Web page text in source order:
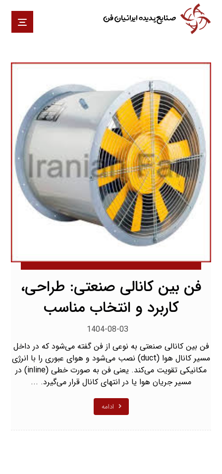
صنایع پدیده ایرانیان فن
فن بین‌ کانالی صنعتی: طراحی،
کاربرد و انتخاب مناسب
1404-08-03
فن بین کانالی صنعتی به نوعی از فن گفته می‌شود که در داخل
مسیر کانال هوا (duct) نصب می‌شود و هوای عبوری را با انرژی
مکانیکی تقویت می‌کند. یعنی فن به صورت خطی (inline) در
مسیر جریان هوا یا در انتهای کانال قرار می‌گیرد. ...
ادامه